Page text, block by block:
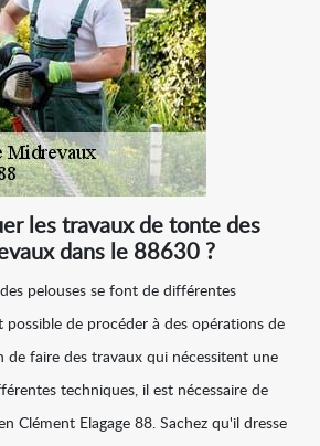
les travaux de tonte des
dans le 88630 ?
pelouses se font de différentes
possible de procéder à des opérations de
de faire des travaux qui nécessitent une
techniques, il est nécessaire de
Clément Elagage 88. Sachez qu'il dresse